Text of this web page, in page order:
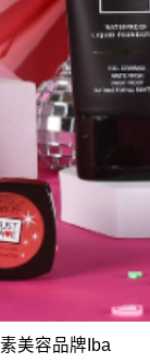
美容品牌Iba